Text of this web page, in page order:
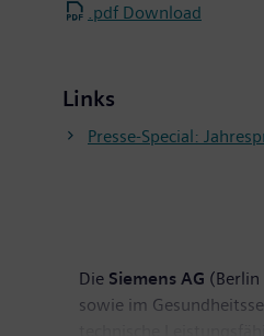
.pdf Download
Links
Presse-Special:
Die Siemens AG
sowie im